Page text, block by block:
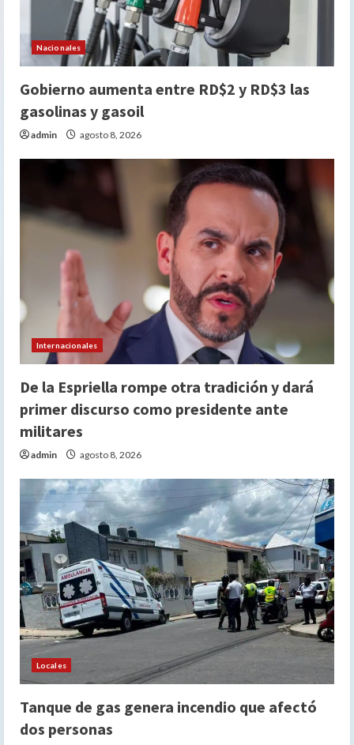
Nacionales
Gobierno aumenta entre RD$2 y RD$3 las
gasolinas y gasoil
admin agosto 8, 2026
Internacionales
De la Espriella rompe otra tradición y dará
primer discurso como presidente ante
militares
admin agosto 8, 2026
Locales
Tanque de gas genera incendio que afectó
dos personas